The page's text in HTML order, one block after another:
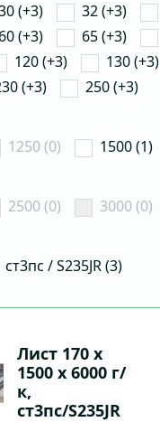
(+3) 32 (+3)
60 (+3) 65 (+3)
120 (+3) 130 (+3)
(+3) 250 (+3)
1250 (0) 1500 (1)
2500 (0) 3000 (0)
ст3пс / S235JR (3)
Лист 170 х
1500 х 6000 г/
к,
ст3пс/S235JR